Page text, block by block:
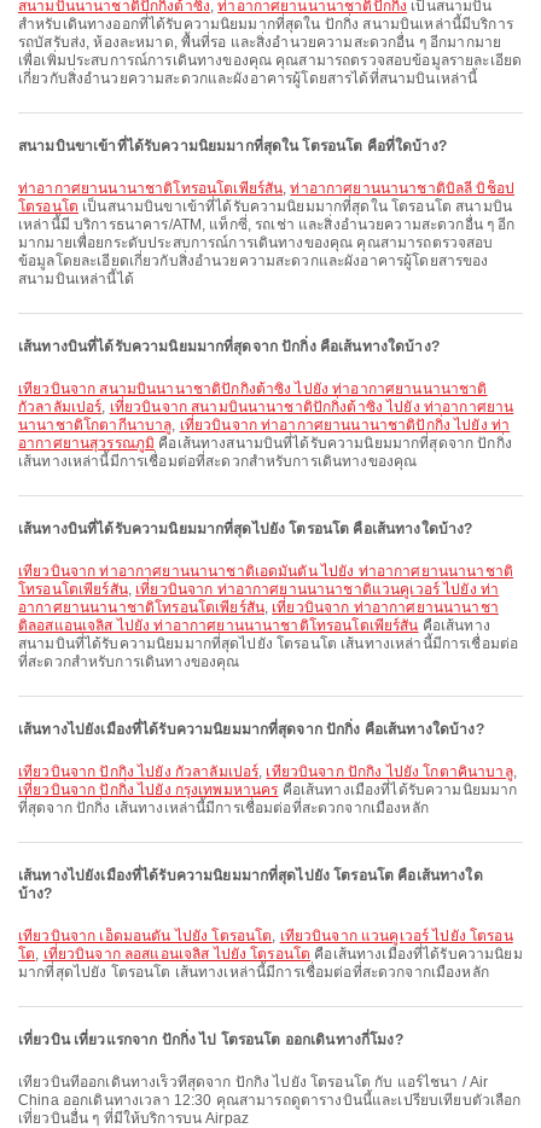
สนามบินนานาชาติปักกิ่งต้าซิง,ท่าอากาศยานนานาชาติปักกิ่ง เป็นสนามบิน
สำหรับเดินทางออกที่ได้รับความนิยมมากที่สุดใน ปักกิ่ง สนามบินเหล่านี้มีบริการ
รถบัสรับส่ง, ห้องละหมาด, พื้นที่รอ และสิ่งอำนวยความสะดวกอื่น ๆ อีกมากมาย
เพื่อเพิ่มประสบการณ์การเดินทางของคุณ คุณสามารถตรวจสอบข้อมูลรายละเอียด
เกี่ยวกับสิ่งอำนวยความสะดวกและผังอาคารผู้โดยสารได้ที่สนามบินเหล่านี้
สนามบินขาเข้าที่ได้รับความนิยมมากที่สุดใน โตรอนโต คือที่ใดบ้าง?
ท่าอากาศยานนานาชาติโทรอนโตเพียร์สัน,ท่าอากาศยานนานาชาติบิลลี บิช็อป
โตรอนโต เป็นสนามบินขาเข้าที่ได้รับความนิยมมากที่สุดใน โตรอนโต สนามบิน
เหล่านี้มี บริการธนาคาร/ATM, แท็กซี่, รถเช่า และสิ่งอำนวยความสะดวกอื่น ๆ อีก
มากมายเพื่อยกระดับประสบการณ์การเดินทางของคุณ คุณสามารถตรวจสอบ
ข้อมูลโดยละเอียดเกี่ยวกับสิ่งอำนวยความสะดวกและผังอาคารผู้โดยสารของ
สนามบินเหล่านี้ได้
เส้นทางบินที่ได้รับความนิยมมากที่สุดจาก ปักกิ่ง คือเส้นทางใดบ้าง?
เที่ยวบินจาก สนามบินนานาชาติปักกิ่งต้าซิง ไปยัง ท่าอากาศยานนานาชาติ
กัวลาลัมเปอร์, เที่ยวบินจาก สนามบินนานาชาติปักกิ่งต้าซิง ไปยัง ท่าอากาศยาน
นานาชาติโกตากีนาบาลู, เที่ยวบินจาก ท่าอากาศยานนานาชาติปักกิ่ง ไปยัง ท่า
อากาศยานสุวรรณภูมิ คือเส้นทางสนามบินที่ได้รับความนิยมมากที่สุดจาก ปักกิ่ง
เส้นทางเหล่านี้มีการเชื่อมต่อที่สะดวกสำหรับการเดินทางของคุณ
เส้นทางบินที่ได้รับความนิยมมากที่สุดไปยัง โตรอนโต คือเส้นทางใดบ้าง?
เที่ยวบินจาก ท่าอากาศยานนานาชาติเอดมันตัน ไปยัง ท่าอากาศยานนานาชาติ
โทรอนโตเพียร์สัน, เที่ยวบินจาก ท่าอากาศยานนานาชาติแวนคูเวอร์ ไปยัง ท่า
อากาศยานนานาชาติโทรอนโตเพียร์สัน, เที่ยวบินจาก ท่าอากาศยานนานาชา
ติลอสแอนเจลิส ไปยัง ท่าอากาศยานนานาชาติโทรอนโตเพียร์สัน คือเส้นทาง
สนามบินที่ได้รับความนิยมมากที่สุดไปยัง โตรอนโต เส้นทางเหล่านี้มีการเชื่อมต่อ
ที่สะดวกสำหรับการเดินทางของคุณ
เส้นทางไปยังเมืองที่ได้รับความนิยมมากที่สุดจาก ปักกิ่ง คือเส้นทางใดบ้าง?
เที่ยวบินจาก ปักกิ่ง ไปยัง กัวลาลัมเปอร์, เที่ยวบินจาก ปักกิ่ง ไปยัง โกตาคินาบาลู,
เที่ยวบินจาก ปักกิ่ง ไปยัง กรุงเทพมหานคร คือเส้นทางเมืองที่ได้รับความนิยมมาก
ที่สุดจาก ปักกิ่ง เส้นทางเหล่านี้มีการเชื่อมต่อที่สะดวกจากเมืองหลัก
เส้นทางไปยังเมืองที่ได้รับความนิยมมากที่สุดไปยัง โตรอนโต คือเส้นทางใด
บ้าง?
เที่ยวบินจาก เอ็ดมอนตัน ไปยัง โตรอนโต, เที่ยวบินจาก แวนคูเวอร์ ไปยัง โตรอน
โต, เที่ยวบินจาก ลอสแอนเจลิส ไปยัง โตรอนโต คือเส้นทางเมืองที่ได้รับความนิยม
มากที่สุดไปยัง โตรอนโต เส้นทางเหล่านี้มีการเชื่อมต่อที่สะดวกจากเมืองหลัก
เที่ยวบิน เที่ยวแรกจาก ปักกิ่ง ไป โตรอนโต ออกเดินทางกี่โมง?
เที่ยวบินที่ออกเดินทางเร็วที่สุดจาก ปักกิ่ง ไปยัง โตรอนโต กับ แอร์ไชนา / Air
China ออกเดินทางเวลา 12:30 คุณสามารถดูตารางบินนี้และเปรียบเทียบตัวเลือก
เที่ยวบินอื่น ๆ ที่มีให้บริการบน Airpaz